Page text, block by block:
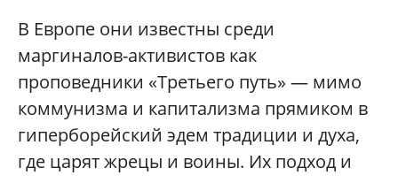
В Европе они известны среди
маргиналов-активистов как
проповедники «Третьего путь» — мимо
коммунизма и капитализма прямиком в
гиперборейский эдем традиции и духа,
где царят жрецы и воины. Их подход и